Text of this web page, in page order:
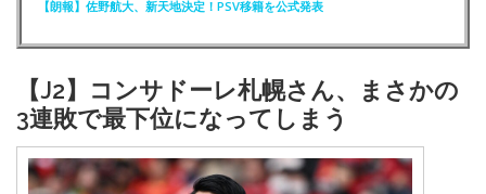
【朗報】佐野航大、新天地決定！PSV移籍を公式発表
【J2】コンサドーレ札幌さん、まさかの
3連敗で最下位になってしまう